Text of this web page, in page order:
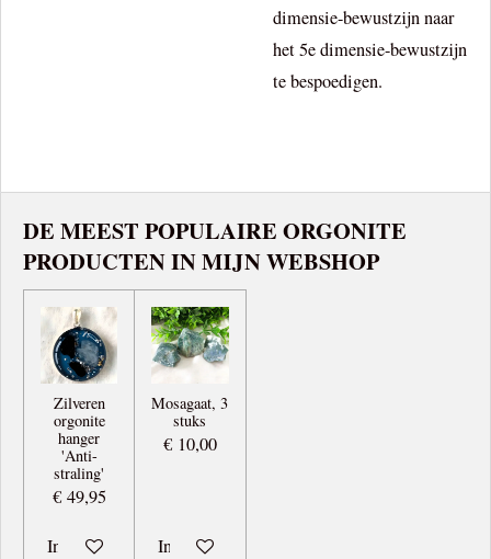
dimensie-bewustzijn naar
het 5e dimensie-bewustzijn
te bespoedigen.
DE MEEST POPULAIRE ORGONITE
PRODUCTEN IN MIJN WEBSHOP
Zilveren
orgonite
hanger
'Anti-
straling'
€ 49,95
In winkelwagen
Mosagaat, 3
stuks
€ 10,00
In winkelwagen